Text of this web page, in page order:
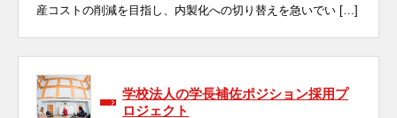
産コストの削減を目指し、内製化への切り替えを急いでい […]
学校法人の学長補佐ポジション採用プ
ロジェクト